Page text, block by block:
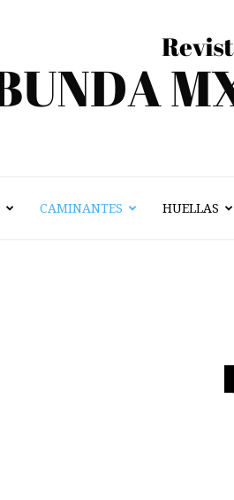
Vagabunda
CAMINANTES HUELLAS